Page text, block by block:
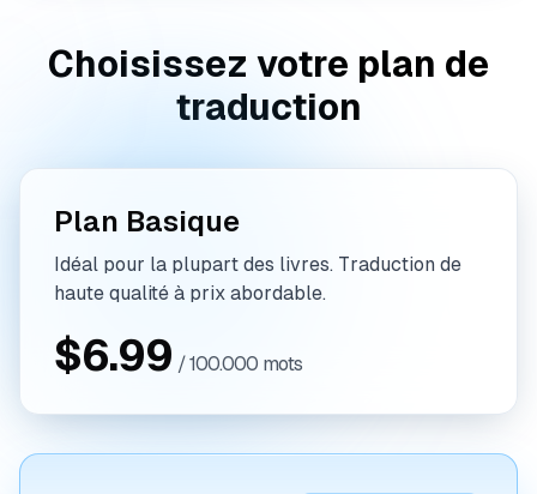
Choisissez votre plan de
traduction
Plan Basique
Idéal pour la plupart des livres. Traduction de
haute qualité à prix abordable.
$6.99 / 100.000 mots